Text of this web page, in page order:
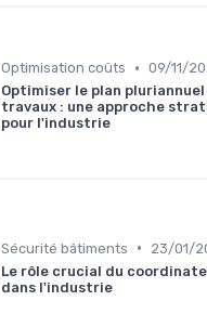
Optimisation coûts • 09/11/
Optimiser le plan
travaux : une approche
pour l'industrie
Sécurité bâtiments •
23/01/
Le rôle crucial du
dans l'industrie